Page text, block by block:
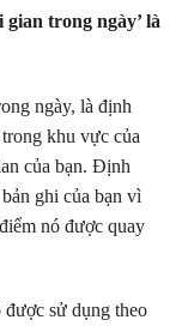
trong ngày’ là
ngày, là định
khu vực của
của bạn. Định
ghi của bạn vì
nó được quay
sử dụng theo